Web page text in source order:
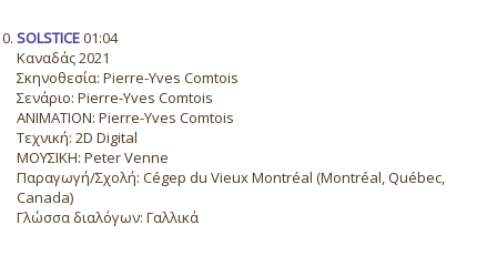
SOLSTICE01:04
Καναδάς 2021
Σκηνοθεσία: Pierre-Yves Comtois
Σενάριο: Pierre-Yves Comtois
ANIMATION: Pierre-Yves Comtois
Τεχνική: 2D Digital
ΜΟΥΣΙΚΗ: Peter Venne
Παραγωγή/Σχολή: Cégep du Vieux Montréal (Montréal, Québec,
Canada)
Γλώσσα διαλόγων: Γαλλικά